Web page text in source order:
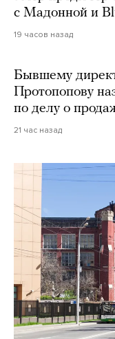
с Мадонной и
19 часов назад
Бывшему
Протопопову
по делу о
21 час назад